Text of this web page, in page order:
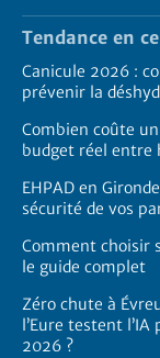
Tendance en
Canicule 2026 :
prévenir la
Combien coûte
budget réel entre
EHPAD en
sécurité de vos
Comment choisir
le guide complet
Zéro chute à
l’Eure testent
2026 ?